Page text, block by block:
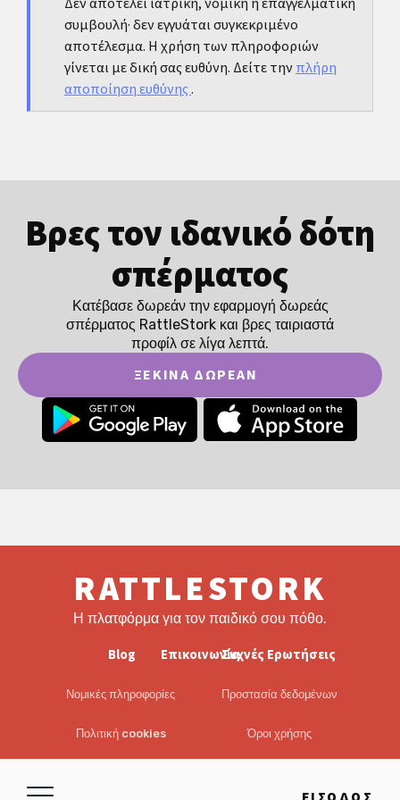
Δεν αποτελεί ιατρική, νομική ή επαγγελματική
συμβουλή· δεν εγγυάται συγκεκριμένο
αποτέλεσμα. Η χρήση των πληροφοριών
γίνεται με δική σας ευθύνη. Δείτε τηνπλήρη
αποποίηση ευθύνης.
Βρες τον ιδανικό δότη
σπέρματος
Κατέβασε δωρεάν την εφαρμογή δωρεάς
σπέρματος RattleStork και βρες ταιριαστά
προφίλ σε λίγα λεπτά.
ΞΕΚΊΝΑ ΔΩΡΕΆΝ
RATTLESTORK
Η πλατφόρμα για τον παιδικό σου πόθο.
Blog ΕπικοινωνίαΣυχνές Ερωτήσεις
Νομικές πληροφορίες Προστασία δεδομένων
Πολιτική cookies Όροι χρήσης